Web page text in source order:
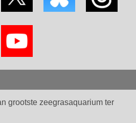
grootste zeegrasaquarium ter